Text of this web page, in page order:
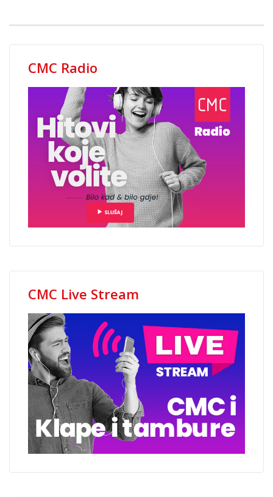
CMC Radio
CMC Live Stream